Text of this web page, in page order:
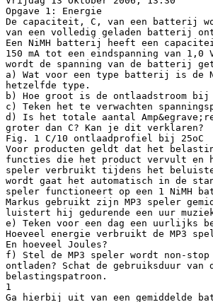
Opgave 1: Energie
De capaciteit, C, van een batterij
van een volledig geladen batterij
Een NiMH batterij heeft een
150 mA tot een eindspanning van
wordt de spanning van de batterij
a) Wat voor een type batterij is de
hetzelfde type.
b) Hoe groot is de ontlaadstroom bij
c) Teken het te verwachten
d) Is het totale aantal
groter dan C? Kan je dit verklaren?
Fig. 1 C/10 ontlaadprofiel bij 25oC
Voor producten geldt dat het
functies die het product vervult en
speler verbruikt tijdens het
wordt gaat het automatisch in de
speler functioneert op een 1 NiMH
Markus gebruikt zijn MP3 speler
luistert hij gedurende een uur
e) Teken voor een dag een uurlijks
Hoeveel energie verbruikt de MP3
En hoeveel Joules?
f) Stel de MP3 speler wordt non-
ontladen? Schat de gebruiksduur
belastingspatroon.
1
Ga hierbij uit van een gemiddelde